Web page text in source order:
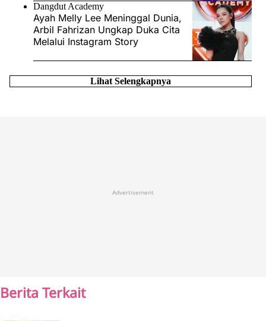
Dangdut Academy
Ayah Melly Lee Meninggal Dunia,
Arbil Fahrizan Ungkap Duka Cita
Melalui Instagram Story
Lihat Selengkapnya
Advertisement
Berita Terkait